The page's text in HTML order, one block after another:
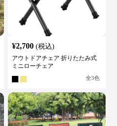
¥2,700 (税込)
アウトドアチェア 折りたたみ式
ミニローチェア
全3色